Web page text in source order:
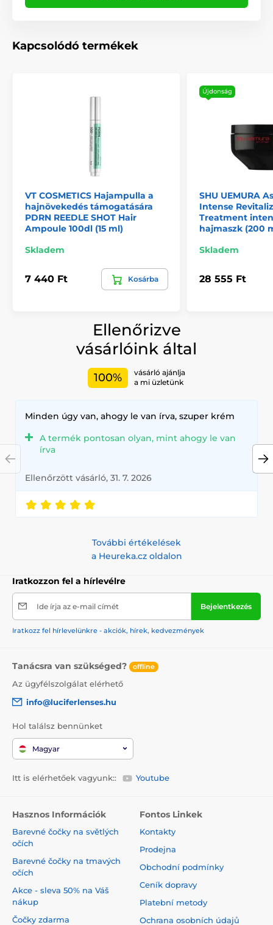
Kapcsolódó termékek
VT COSMETICS Hajampulla a
hajnövekedés támogatására
PDRN REEDLE SHOT Hair
Ampoule 100dl (15 ml)
Skladem
7 440 Ft Kosárba
Újdonság
SHU UEMURA
Intense
Treatment
hajmaszk (200
Skladem
28 555 Ft
Ellenőrizve
vásárlóink által
100%
vásárló ajánlja
a mi üzletünk
Minden úgy van, ahogy le van írva, szuper krém
A termék pontosan olyan, mint ahogy le van
írva
Ellenőrzött vásárló, 31. 7. 2026
További értékelések
a Heureka.cz oldalon
Iratkozzon fel a hírlevélre
Ide írja az e-mail címét Bejelentkezés
Iratkozz fel hírlevelünkre - akciók, hírek, kedvezmények
Tanácsra van szükséged? offline
Az ügyfélszolgálat elérhető
info@luciferlenses.hu
Hol találsz bennünket
Magyar
Itt is elérhetőek vagyunk:: Youtube
Hasznos Információk
Barevné čočky na světlých
očích
Barevné čočky na tmavých
očích
Akce - sleva 50% na Váš
nákup
Čočky zdarma
Fontos Linkek
Kontakty
Prodejna
Obchodní podmínky
Ceník dopravy
Platební metody
Ochrana osobních údajů